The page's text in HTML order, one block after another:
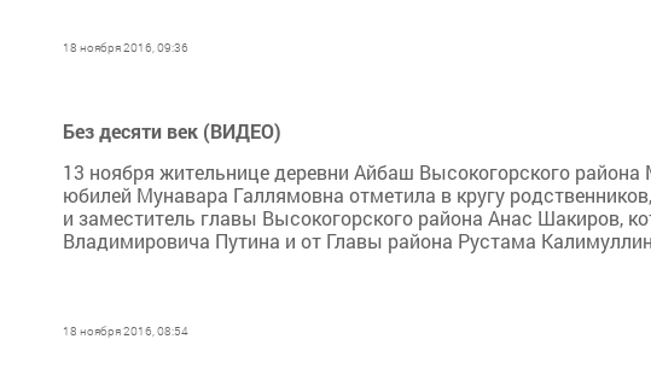
18 ноября 2016, 09:36
Без десяти век (ВИДЕО)
13 ноября жительнице деревни Айбаш Высокогорского
юбилей Мунавара Галлямовна отметила в кругу
и заместитель главы Высокогорского района Анас Шакиров,
Владимировича Путина и от Главы района Рустама
18 ноября 2016, 08:54